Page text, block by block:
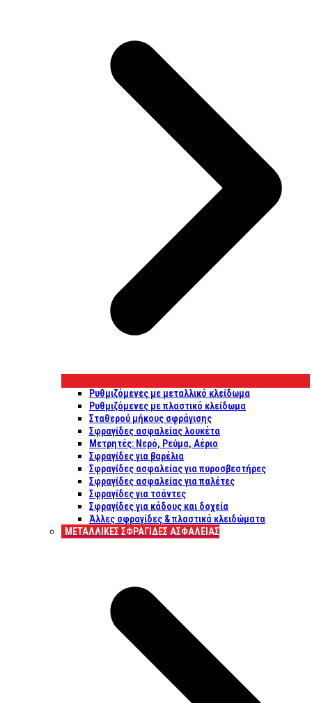
Ρυθμιζόμενες με μεταλλικό κλείδωμα
Ρυθμιζόμενες με πλαστικό κλείδωμα
Σταθερού μήκους σφράγισης
Σφραγίδες ασφαλείας λουκέτα
Μετρητές: Νερό, Ρεύμα, Αέριο
Σφραγίδες για βαρέλια
Σφραγίδες ασφαλείας για πυροσβεστήρες
Σφραγίδες ασφαλείας για παλέτες
Σφραγίδες για τσάντες
Σφραγίδες για κάδους και δοχεία
Άλλες σφραγίδες & πλαστικά κλειδώματα
ΜΕΤΑΛΛΙΚΕΣ ΣΦΡΑΓΙΔΕΣ ΑΣΦΑΛΕΙΑΣ